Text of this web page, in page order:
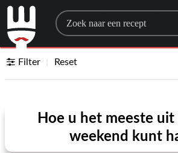
Search for a recipe
Filter Reset
Hoe u het meeste uit
weekend kunt